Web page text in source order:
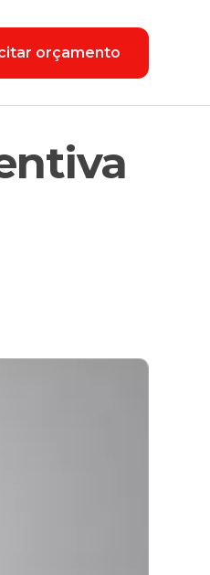
orçamento